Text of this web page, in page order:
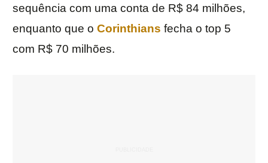
sequência com uma conta de R$ 84 milhões,
enquanto que o Corinthians fecha o top 5
com R$ 70 milhões.